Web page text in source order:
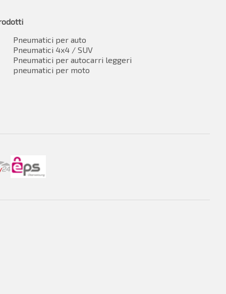
Pneumatici per auto
Pneumatici 4x4 / SUV
Pneumatici per autocarri leggeri
pneumatici per moto